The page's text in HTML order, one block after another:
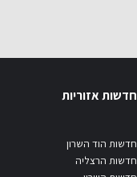
חדשות אזוריות
חדשות הוד השרון
חדשות הרצליה